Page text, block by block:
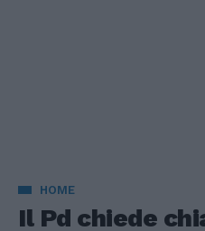
HOME
Il Pd chiede